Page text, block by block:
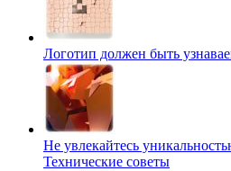
Логотип должен быть
Не увлекайтесь
Технические советы